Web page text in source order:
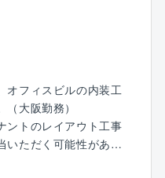
ル管理できるので、
を進めることが出来
は平日にきちんと振
す。
タッフが常駐している
にありません。
オフィスビルの内装工
大阪勤務）
ントのレイアウト工事
いただく可能性があり